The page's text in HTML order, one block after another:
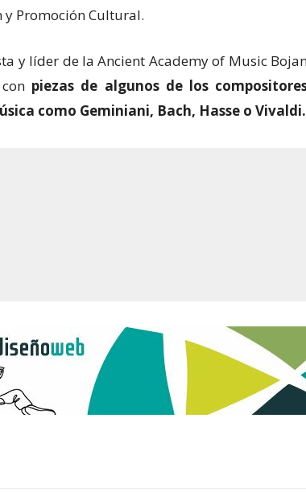
y Promoción Cultural.
y líder de la Ancient Academy of Music
piezas de algunos de los
como Geminiani, Bach, Hasse o Vivaldi.